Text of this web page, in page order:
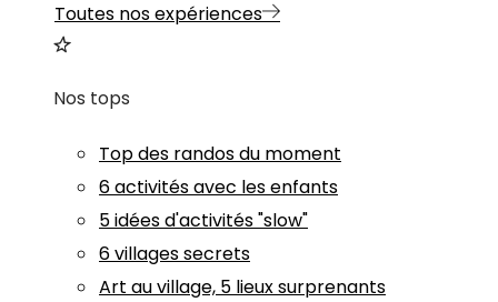
Toutes nos expériences
Nos tops
Top des randos du moment
6 activités avec les enfants
5 idées d'activités "slow"
6 villages secrets
Art au village, 5 lieux surprenants